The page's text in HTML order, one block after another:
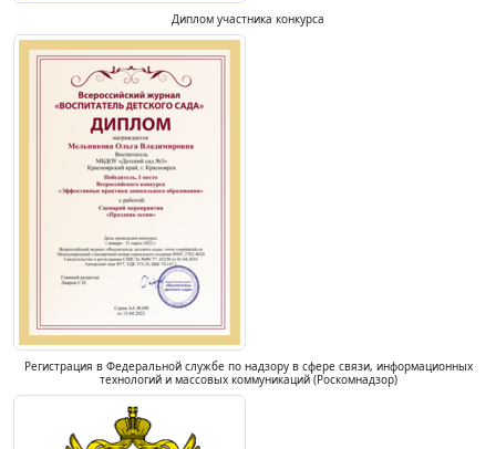
Диплом участника конкурса
Регистрация в Федеральной службе по надзору в сфере связи, информационных
технологий и массовых коммуникаций (Роскомнадзор)